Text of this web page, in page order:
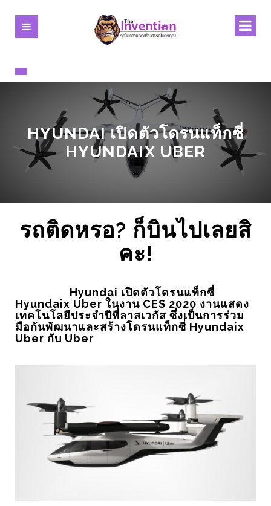
HYUNDAI เปิดตัวโดรนแท็กซี่
HYUNDAIX UBER
รถติดหรอ? ก็บินไปเลยสิ
คะ!
Hyundai เปิดตัวโดรนแท็กซี่
Hyundaix Uber ในงาน CES 2020 งานแสดง
เทคโนโลยีประจำปีที่ลาสเวกัส ซึ่งเป็นการร่วม
มือกันพัฒนาและสร้างโดรนแท็กซี่ Hyundaix
Uber กับ Uber